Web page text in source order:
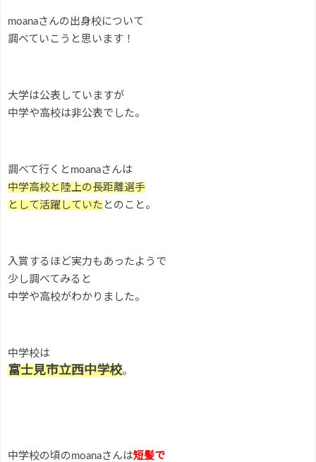
moanaさんの出身校について
調べていこうと思います！
大学は公表していますが
中学や高校は非公表でした。
調べて行くとmoanaさんは
中学高校と陸上の長距離選手
として活躍していた とのこと。
入賞するほど実力もあったようで
少し調べてみると
中学や高校がわかりました。
中学校は
富士見市立西中学校。
中学校の頃のmoanaさんは短髪で